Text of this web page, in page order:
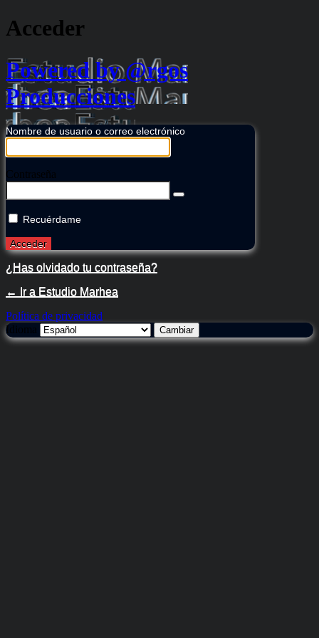
Acceder
Powered by @rgos
Producciones
Nombre de usuario o correo electrónico
Contraseña
Recuérdame
¿Has olvidado tu contraseña?
← Ir a Estudio Marhea
Política de privacidad
Idioma